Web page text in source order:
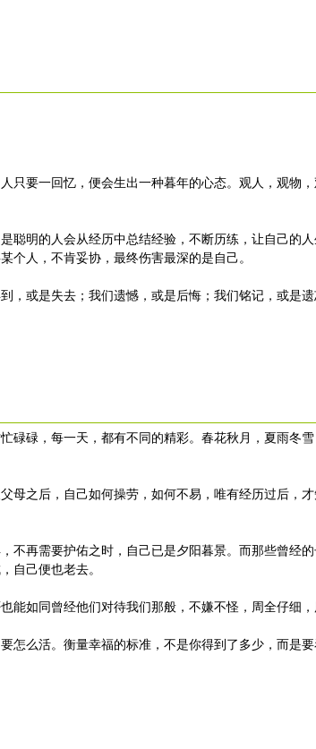
要一回忆，便会生出一种暮年的心态。观人，观物
明的人会从经历中总结经验，不断历练，让自己的
个人，不肯妥协，最终伤害最深的是自己。
或是失去；我们遗憾，或是后悔；我们铭记，或是
碌碌，每一天，都有不同的精彩。春花秋月，夏雨冬
之后，自己如何操劳，如何不易，唯有经历过后，才
再需要护佑之时，自己已是夕阳暮景。而那些曾经
自己便也老去。
如同曾经他们对待我们那般，不嫌不怪，周全仔细，
么活。衡量幸福的标准，不是你得到了多少，而是